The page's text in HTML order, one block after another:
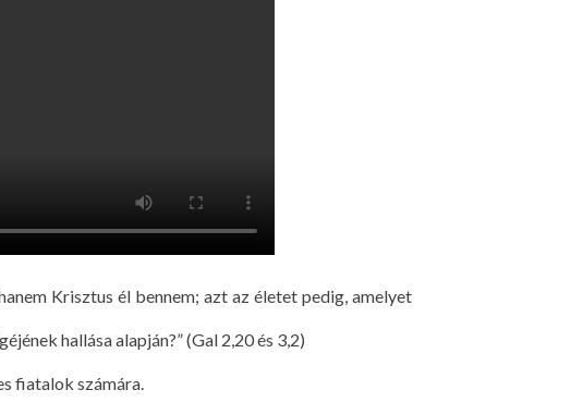
Krisztus él bennem; azt az életet pedig, amelyet
hallása alapján?” (Gal 2,20 és 3,2)
fiatalok számára.